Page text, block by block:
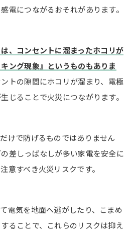
電につながるおそれがあります。
、コンセントに溜まったホコリが
ング現象』というものもありま
トの隙間にホコリが溜まり、電極
じることで火災につながります。
けで防げるものではありません
差しっぱなしが多い家電を安全に
意すべき火災リスクです。
電気を地面へ逃がしたり、こまめ
ることで、これらのリスクは抑え